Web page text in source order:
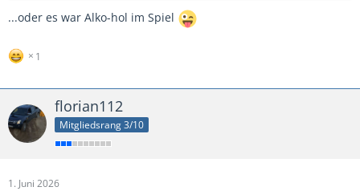
...oder es war Alko-hol im Spiel
1
florian112
Mitgliedsrang 3/10
1. Juni 2026